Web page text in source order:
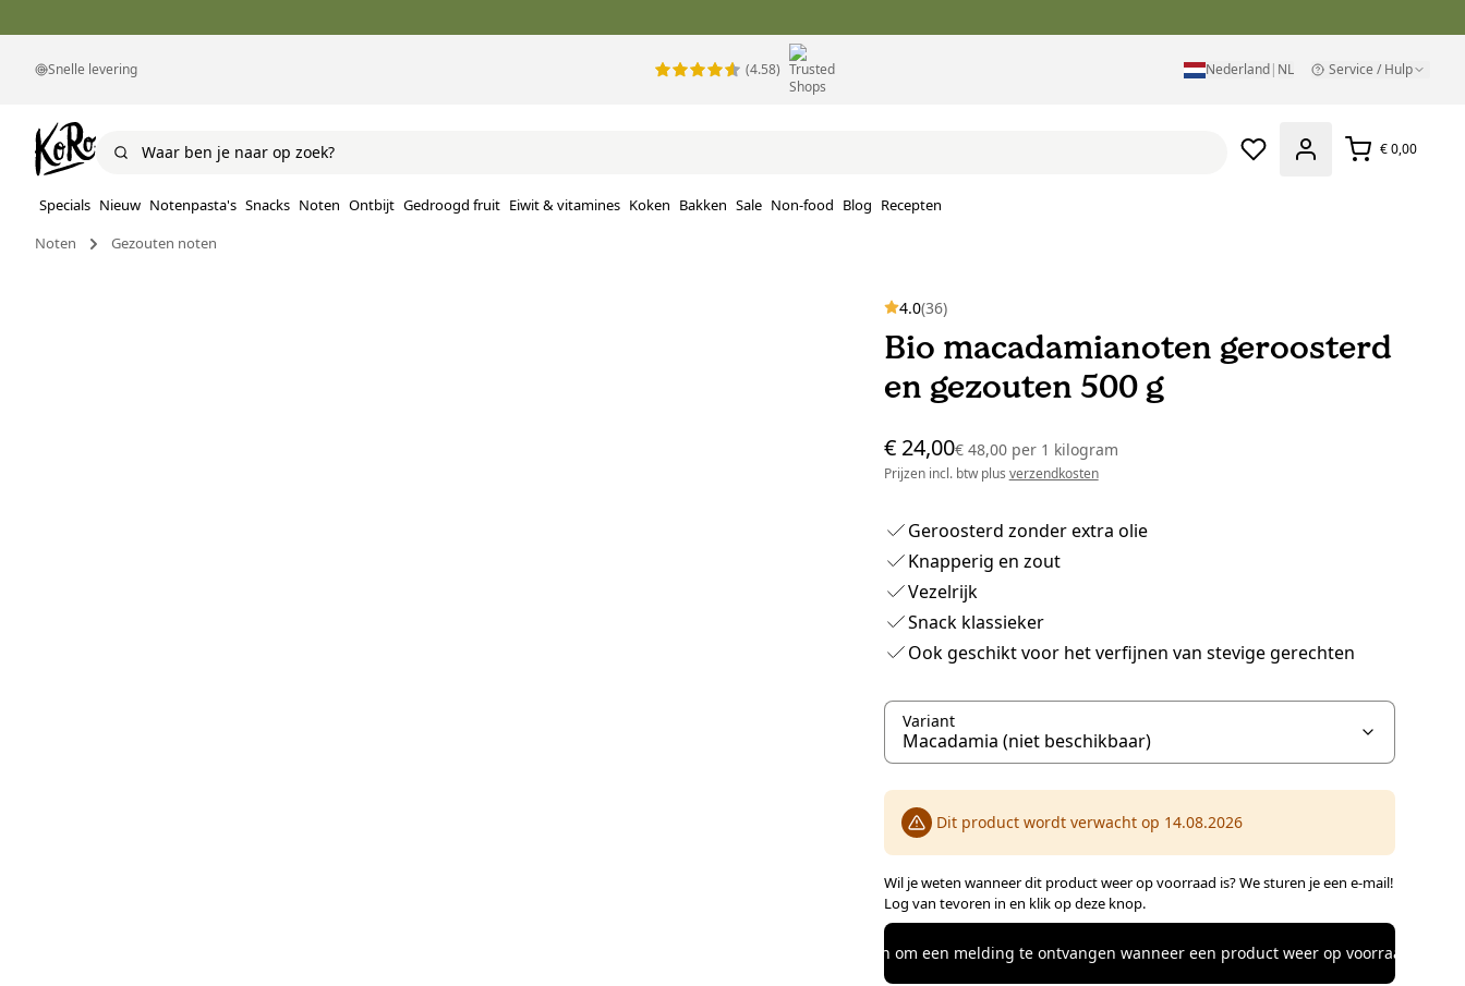
Snelle levering (4.58) Nederland| NL Service / Hulp
€ 0,00
Specials Nieuw Notenpasta's Snacks Noten Ontbijt Gedroogd fruit Eiwit & vitamines Koken Bakken Sale Non-food Blog Recepten
Noten
Gezouten noten
4.0(36)
Bio macadamianoten geroosterd
en gezouten 500 g
€ 24,00€ 48,00 per1 kilogram
Prijzen incl. btw plus verzendkosten
Geroosterd zonder extra olie
Knapperig en zout
Vezelrijk
Snack klassieker
Ook geschikt voor het verfijnen van stevige gerechten
Variant
Dit product wordt verwacht op 14.08.2026
Wil je weten wanneer dit product weer op voorraad is? We sturen je een e-mail!
Log van tevoren in en klik op deze knop.
Log in om een ​​melding te ontvangen wanneer een product weer op voorraad is.